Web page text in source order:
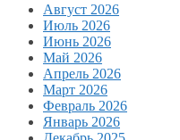
Август 2026
Июль 2026
Июнь 2026
Май 2026
Апрель 2026
Март 2026
Февраль 2026
Январь 2026